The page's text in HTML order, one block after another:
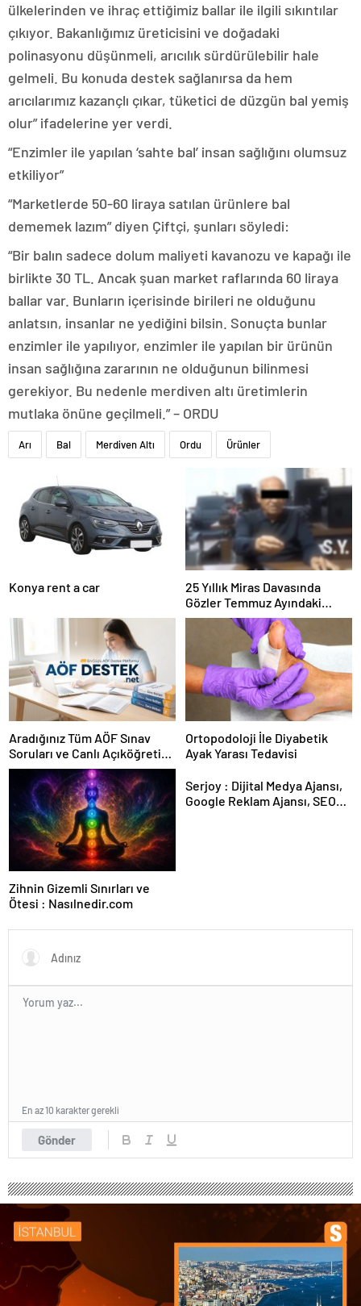
ülkelerinden ve ihraç ettiğimiz ballar ile ilgili sıkıntılar
çıkıyor. Bakanlığımız üreticisini ve doğadaki
polinasyonu düşünmeli, arıcılık sürdürülebilir hale
gelmeli. Bu konuda destek sağlanırsa da hem
arıcılarımız kazançlı çıkar, tüketici de düzgün bal yemiş
olur” ifadelerine yer verdi.
“Enzimler ile yapılan ‘sahte bal’ insan sağlığını olumsuz
etkiliyor”
“Marketlerde 50-60 liraya satılan ürünlere bal
dememek lazım” diyen Çiftçi, şunları söyledi:
“Bir balın sadece dolum maliyeti kavanozu ve kapağı ile
birlikte 30 TL. Ancak şuan market raflarında 60 liraya
ballar var. Bunların içerisinde birileri ne olduğunu
anlatsın, insanlar ne yediğini bilsin. Sonuçta bunlar
enzimler ile yapılıyor, enzimler ile yapılan bir ürünün
insan sağlığına zararının ne olduğunun bilinmesi
gerekiyor. Bu nedenle merdiven altı üretimlerin
mutlaka önüne geçilmeli.” – ORDU
Arı Bal Merdiven Altı Ordu Ürünler
Konya rent a car
25 Yıllık Miras Davasında
Gözler Temmuz Ayındaki
Karar Duruşmasına Çevrildi
Aradığınız Tüm AÖF Sınav
Soruları ve Canlı Açıköğretim
Forumu Burada
Ortopodoloji İle Diyabetik
Ayak Yarası Tedavisi
Zihnin Gizemli Sınırları ve
Ötesi : Nasılnedir.com
Serjoy : Dijital Medya Ajansı,
Google Reklam Ajansı, SEO
Gönder
En az 10 karakter gerekli